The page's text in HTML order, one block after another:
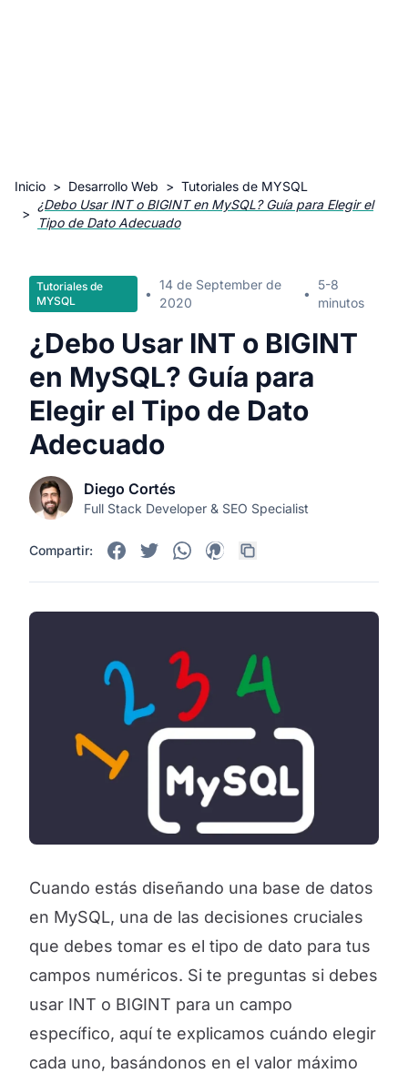
Inicio > Desarrollo Web > Tutoriales de MYSQL
>
¿Debo Usar INT o BIGINT en MySQL? Guía para Elegir el
Tipo de Dato Adecuado
Tutoriales de
MYSQL
•
14 de September de
2020
•
5-8
minutos
¿Debo Usar INT o BIGINT
en MySQL? Guía para
Elegir el Tipo de Dato
Adecuado
Diego Cortés
Full Stack Developer & SEO Specialist
Compartir:
Cuando estás diseñando una base de datos
en MySQL, una de las decisiones cruciales
que debes tomar es el tipo de dato para tus
campos numéricos. Si te preguntas si debes
usar INT o BIGINT para un campo
específico, aquí te explicamos cuándo elegir
cada uno, basándonos en el valor máximo